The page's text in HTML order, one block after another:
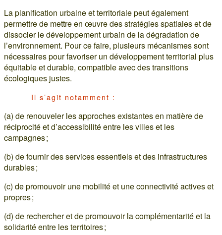
La planification urbaine et territoriale peut également
permettre de mettre en œuvre des stratégies spatiales et de
dissocier le développement urbain de la dégradation de
l’environnement. Pour ce faire, plusieurs mécanismes sont
nécessaires pour favoriser un développement territorial plus
équitable et durable, compatible avec des transitions
écologiques justes.
Il s’agit notamment :
(a) de renouveler les approches existantes en matière de
réciprocité et d’accessibilité entre les villes et les
campagnes ;
(b) de fournir des services essentiels et des infrastructures
durables ;
(c) de promouvoir une mobilité et une connectivité actives et
propres ;
(d) de rechercher et de promouvoir la complémentarité et la
solidarité entre les territoires ;